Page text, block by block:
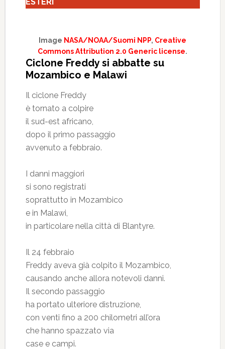
Image NASA/NOAA/Suomi NPP, Creative
Commons Attribution 2.0 Generic license.
Ciclone Freddy si abbatte su
Mozambico e Malawi
Il ciclone Freddy
è tornato a colpire
il sud-est africano,
dopo il primo passaggio
avvenuto a febbraio.
I danni maggiori
si sono registrati
soprattutto in Mozambico
e in Malawi,
in particolare nella città di Blantyre.
Il 24 febbraio
Freddy aveva già colpito il Mozambico,
causando anche allora notevoli danni.
Il secondo passaggio
ha portato ulteriore distruzione,
con venti fino a 200 chilometri all’ora
che hanno spazzato via
case e campi.